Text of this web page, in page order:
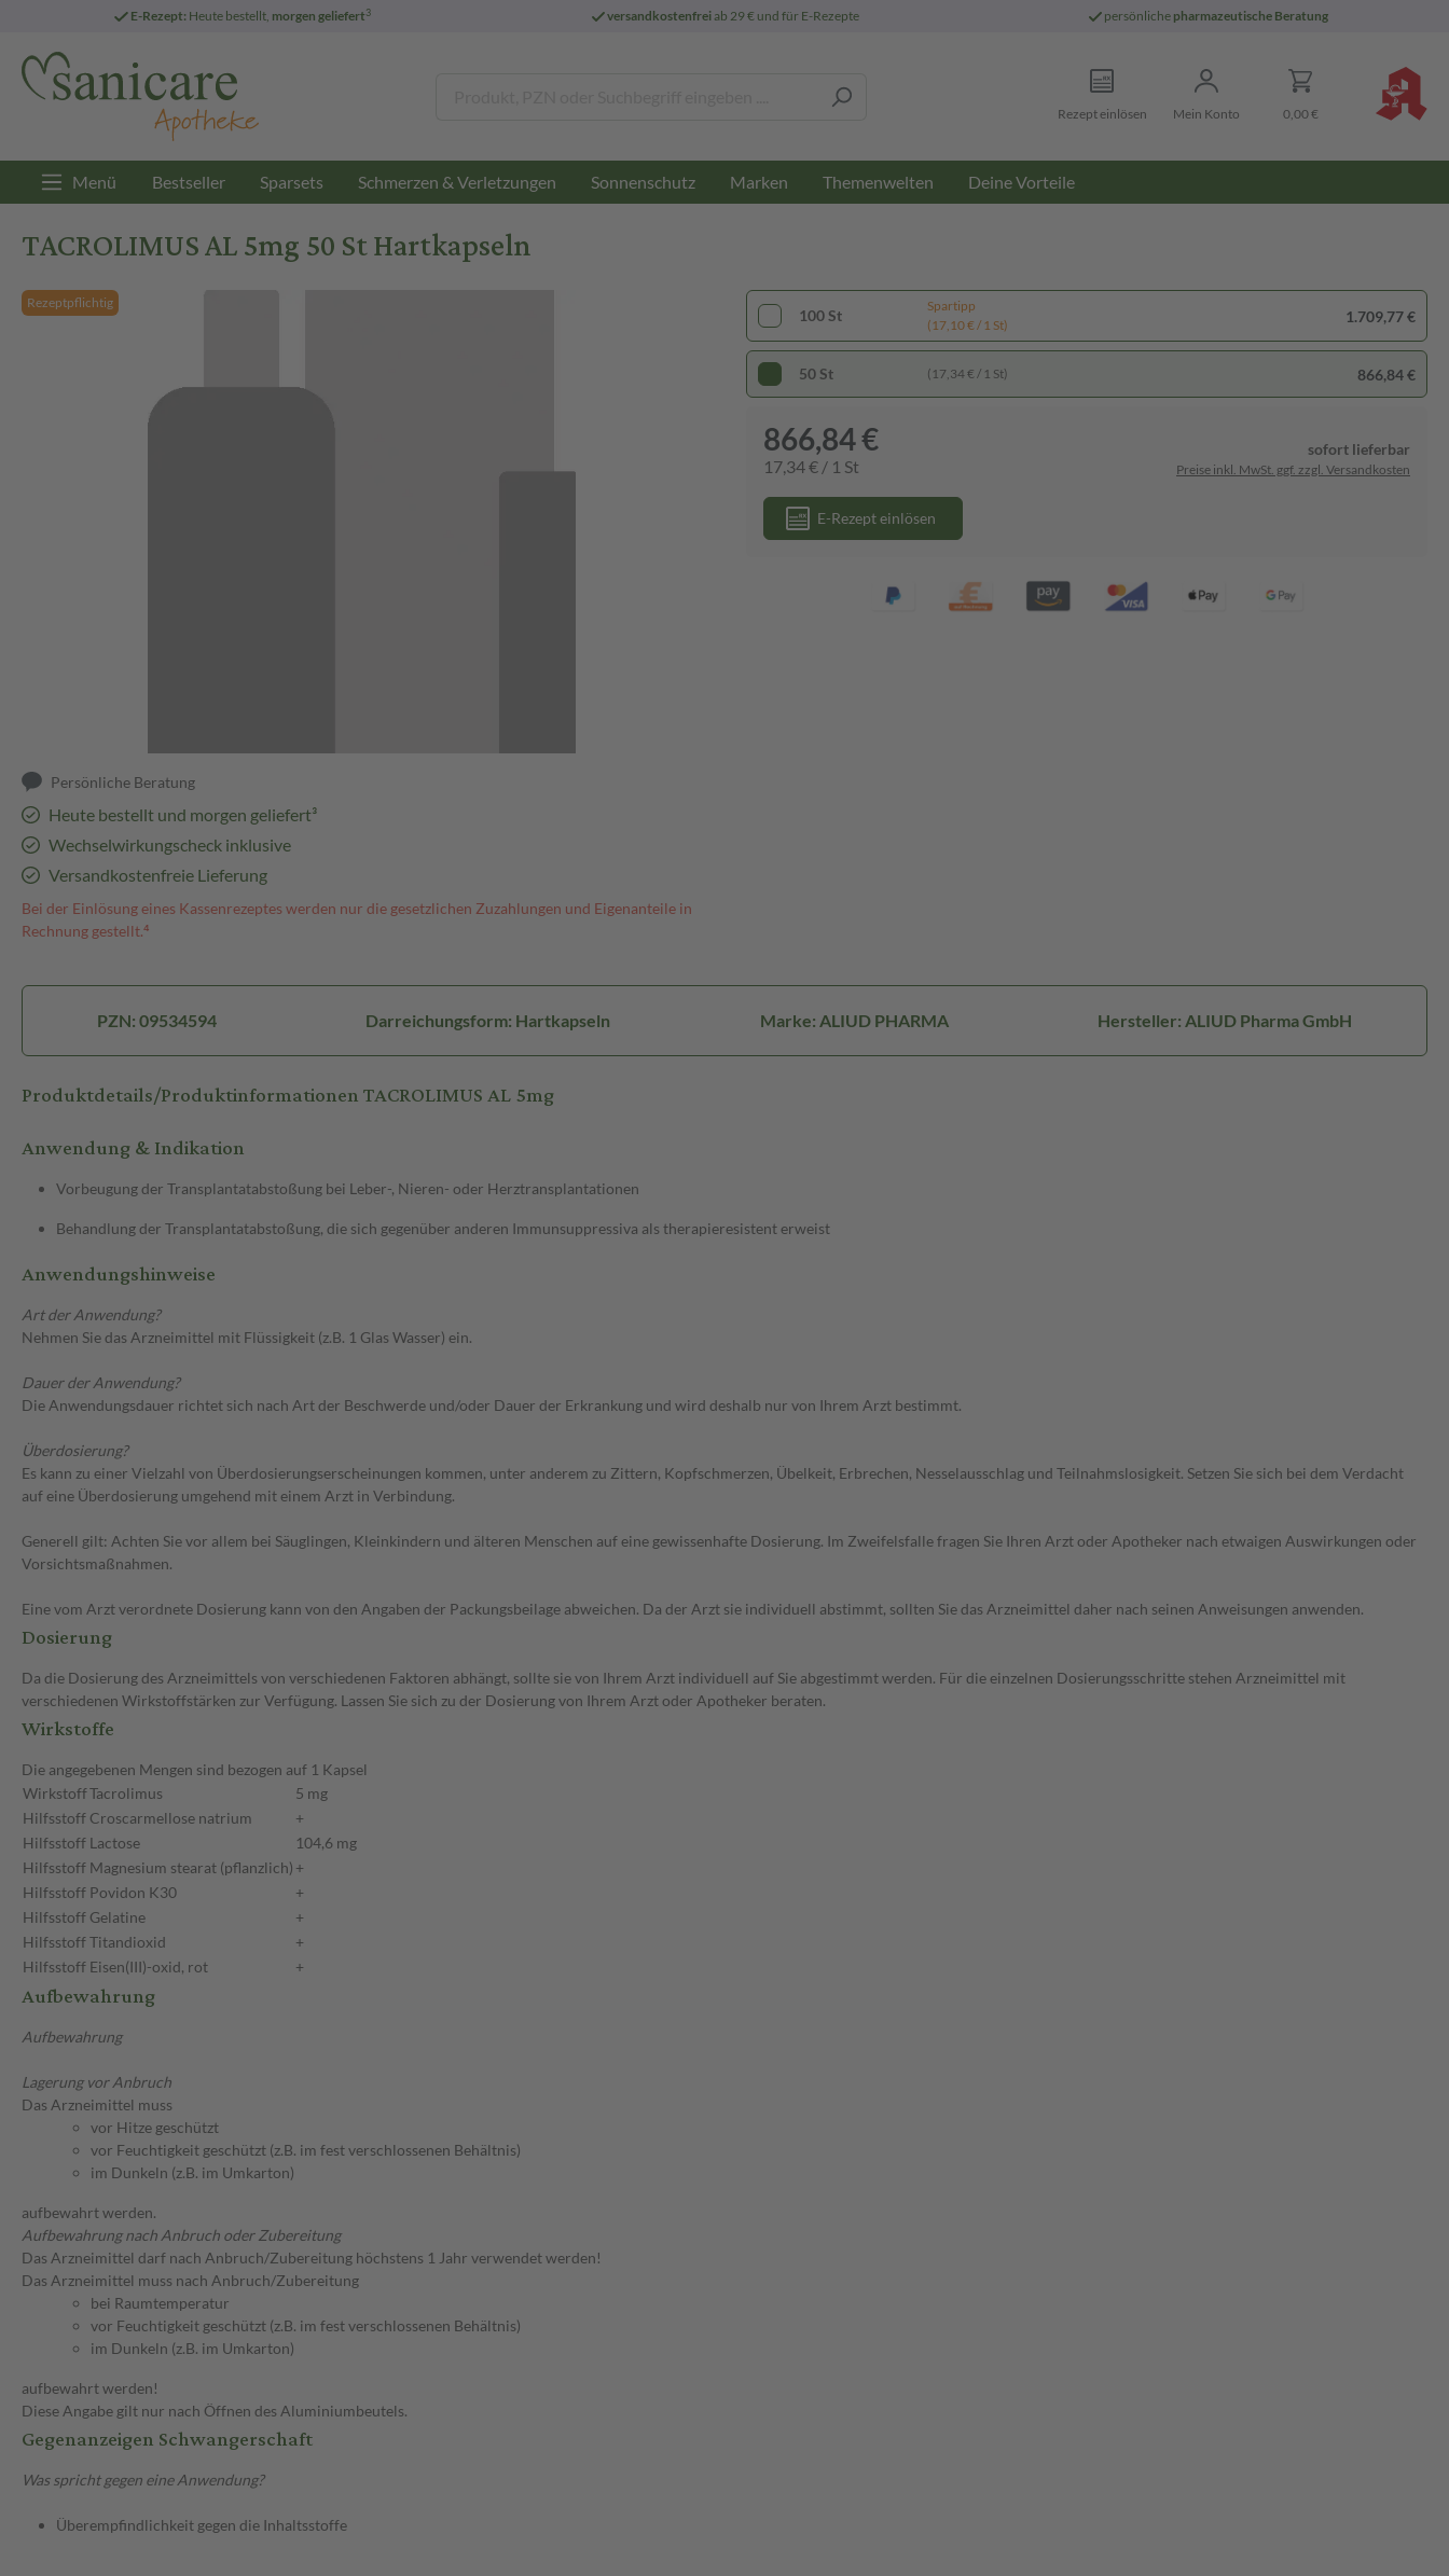
E-Rezept: Heute bestellt, morgen geliefert3 versandkostenfreiab 29 € und für E-Rezepte persönliche pharmazeutische Beratung
Rezept einlösen Mein Konto 0,00 €
Menü Bestseller Sparsets Schmerzen & Verletzungen Sonnenschutz Marken Themenwelten Deine Vorteile
TACROLIMUS AL 5mg 50 St Hartkapseln
Rezeptpflichtig
Persönliche Beratung
Heute bestellt und morgen geliefert³
Wechselwirkungscheck inklusive
Versandkostenfreie Lieferung
Bei der Einlösung eines Kassenrezeptes werden nur die gesetzlichen Zuzahlungen und Eigenanteile in
Rechnung gestellt.⁴
100 St
Spartipp
(17,10 € / 1 St)
1.709,77 €
50 St (17,34 € / 1 St) 866,84 €
866,84 €
17,34 € / 1 St
sofort lieferbar
Preise inkl. MwSt. ggf. zzgl. Versandkosten
E-Rezept einlösen
PZN: 09534594 Darreichungsform: Hartkapseln Marke: ALIUD PHARMA Hersteller: ALIUD Pharma GmbH
Produktdetails/Produktinformationen TACROLIMUS AL 5mg
Anwendung & Indikation
Vorbeugung der Transplantatabstoßung bei Leber-, Nieren- oder Herztransplantationen
Behandlung der Transplantatabstoßung, die sich gegenüber anderen Immunsuppressiva als therapieresistent erweist
Anwendungshinweise
Art der Anwendung?
Nehmen Sie das Arzneimittel mit Flüssigkeit (z.B. 1 Glas Wasser) ein.
Dauer der Anwendung?
Die Anwendungsdauer richtet sich nach Art der Beschwerde und/oder Dauer der Erkrankung und wird deshalb nur von Ihrem Arzt bestimmt.
Überdosierung?
Es kann zu einer Vielzahl von Überdosierungserscheinungen kommen, unter anderem zu Zittern, Kopfschmerzen, Übelkeit, Erbrechen, Nesselausschlag und Teilnahmslosigkeit. Setzen Sie sich bei dem Verdacht
auf eine Überdosierung umgehend mit einem Arzt in Verbindung.
Generell gilt: Achten Sie vor allem bei Säuglingen, Kleinkindern und älteren Menschen auf eine gewissenhafte Dosierung. Im Zweifelsfalle fragen Sie Ihren Arzt oder Apotheker nach etwaigen Auswirkungen oder
Vorsichtsmaßnahmen.
Eine vom Arzt verordnete Dosierung kann von den Angaben der Packungsbeilage abweichen. Da der Arzt sie individuell abstimmt, sollten Sie das Arzneimittel daher nach seinen Anweisungen anwenden.
Dosierung
Da die Dosierung des Arzneimittels von verschiedenen Faktoren abhängt, sollte sie von Ihrem Arzt individuell auf Sie abgestimmt werden. Für die einzelnen Dosierungsschritte stehen Arzneimittel mit
verschiedenen Wirkstoffstärken zur Verfügung. Lassen Sie sich zu der Dosierung von Ihrem Arzt oder Apotheker beraten.
Wirkstoffe
Die angegebenen Mengen sind bezogen auf 1 Kapsel
WirkstoffTacrolimus
5 mg
Hilfsstoff Croscarmellose natrium
+
Hilfsstoff Lactose
104,6 mg
Hilfsstoff Magnesium stearat (pflanzlich) +
Hilfsstoff Povidon K30
+
Hilfsstoff Gelatine
+
HilfsstoffTitandioxid
+
Hilfsstoff Eisen(III)-oxid, rot +
Aufbewahrung
Aufbewahrung
Lagerung vor Anbruch
Das Arzneimittel muss
vor Hitze geschützt
vor Feuchtigkeit geschützt (z.B. im fest verschlossenen Behältnis)
im Dunkeln (z.B. im Umkarton)
aufbewahrt werden.
Aufbewahrung nach Anbruch oder Zubereitung
Das Arzneimittel darf nach Anbruch/Zubereitung höchstens 1 Jahr verwendet werden!
Das Arzneimittel muss nach Anbruch/Zubereitung
bei Raumtemperatur
vor Feuchtigkeit geschützt (z.B. im fest verschlossenen Behältnis)
im Dunkeln (z.B. im Umkarton)
aufbewahrt werden!
Diese Angabe gilt nur nach Öffnen des Aluminiumbeutels.
Gegenanzeigen Schwangerschaft
Was spricht gegen eine Anwendung?
Überempfindlichkeit gegen die Inhaltsstoffe